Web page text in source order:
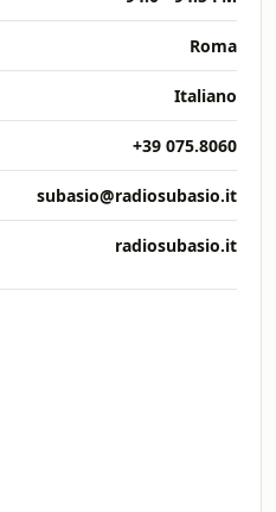
Roma
Italiano
+39 075.8060
subasio@radiosubasio.it
radiosubasio.it